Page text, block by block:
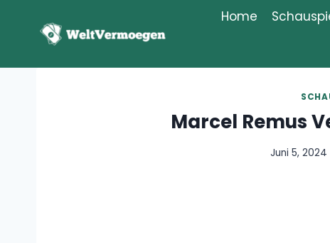
springen
Home
Marcel Remus
Juni 5, 2024